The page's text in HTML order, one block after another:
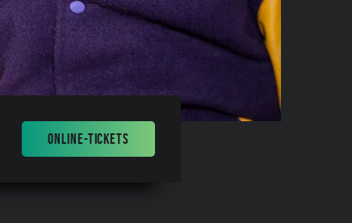
ONLINE-TICKETS